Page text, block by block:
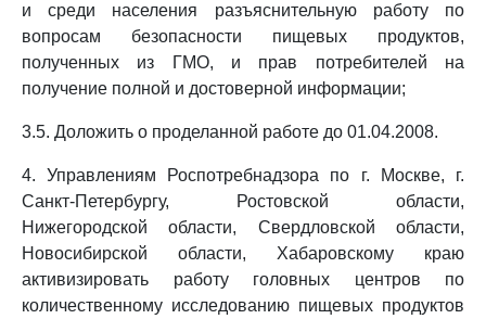
и среди населения разъяснительную работу по
вопросам безопасности пищевых продуктов,
полученных из ГМО, и прав потребителей на
получение полной и достоверной информации;
3.5. Доложить о проделанной работе до 01.04.2008.
4. Управлениям Роспотребнадзора по г. Москве, г.
Санкт-Петербургу, Ростовской области,
Нижегородской области, Свердловской области,
Новосибирской области, Хабаровскому краю
активизировать работу головных центров по
количественному исследованию пищевых продуктов